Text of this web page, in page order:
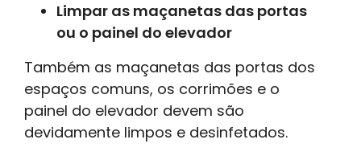
Limpar as maçanetas das portas
ou o painel do elevador
Também as maçanetas das portas dos
espaços comuns, os corrimões e o
painel do elevador devem são
devidamente limpos e desinfetados.